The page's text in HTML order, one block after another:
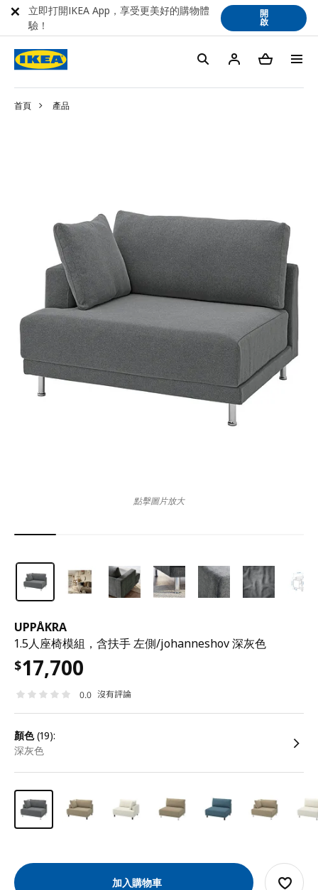
首頁 產品
UPPÅKRA
1.5人座椅模組，含扶手 左側/johanneshov 深灰色
$17,700
0.0 沒有評論
顏色(19):
深灰色
加入購物車
點擊圖片放大
立即打開IKEA App，享受更美好的購物體
驗！
開
啟